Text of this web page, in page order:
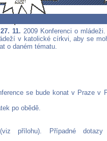
11.2009 Konferenci o
v katolické církvi, aby se
o daném tématu.
se bude konat v Praze v
po obědě.
přílohu). Případné dotazy